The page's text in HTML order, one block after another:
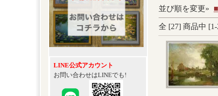
LINE公式アカウント
お問い合わせはLINEでも!
並び順を変更»
全 [27] 商品中 [1-